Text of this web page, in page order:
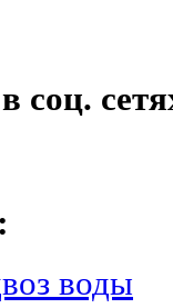
соц.
воды